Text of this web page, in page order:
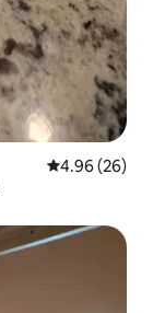
レビュー26
4.96 (26)